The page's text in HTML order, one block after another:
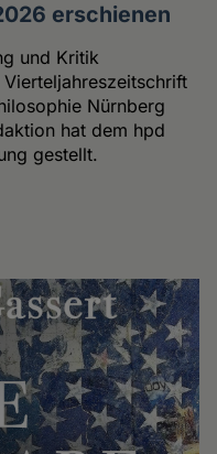
erschienen
und Kritik
Nürnberg
hat dem hpd
gestellt.